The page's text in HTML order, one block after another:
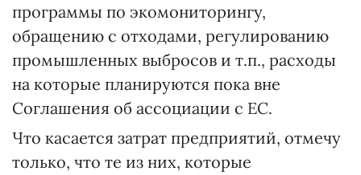
программы по экомониторингу,
обращению с отходами, регулированию
промышленных выбросов и т.п., расходы
на которые планируются пока вне
Соглашения об ассоциации с ЕС.
Что касается затрат предприятий, отмечу
только, что те из них, которые